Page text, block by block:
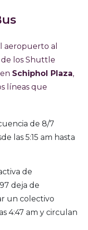
aeropuerto al
los Shuttle
Schiphol Plaza,
líneas que
de 8/7
las 5:15 am hasta
de
deja de
un colectivo
4:47 am y circulan